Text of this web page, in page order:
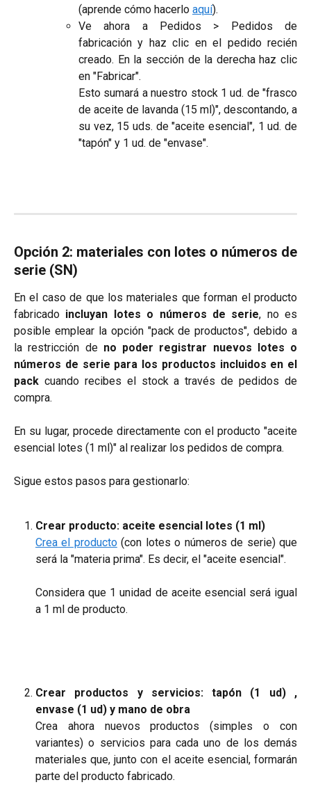
(aprende cómo hacerlo aquí).
Ve ahora a Pedidos > Pedidos de
fabricación y haz clic en el pedido recién
creado. En la sección de la derecha haz clic
en "Fabricar".
Esto sumará a nuestro stock 1 ud. de "frasco
de aceite de lavanda (15 ml)", descontando, a
su vez, 15 uds. de "aceite esencial", 1 ud. de
"tapón" y 1 ud. de "envase".
Opción 2: materiales con lotes o números de
serie (SN)
En el caso de que los materiales que forman el producto
fabricado incluyan lotes o números de serie, no es
posible emplear la opción "pack de productos", debido a
la restricción de no poder registrar nuevos lotes o
números de serie para los productos incluidos en el
pack cuando recibes el stock a través de pedidos de
compra.
En su lugar, procede directamente con el producto "aceite
esencial lotes (1 ml)" al realizar los pedidos de compra.
Sigue estos pasos para gestionarlo:​
Crear producto: aceite esencial lotes (1 ml)
Crea el producto(con lotes o números de serie) que
será la "materia prima". Es decir, el "aceite esencial".
Considera que 1 unidad de aceite esencial será igual
a 1 ml de producto.
Crear productos y servicios: tapón (1 ud) ,
envase (1 ud) y mano de obra
Crea ahora nuevos productos (simples o con
variantes) o servicios para cada uno de los demás
materiales que, junto con el aceite esencial, formarán
parte del producto fabricado.